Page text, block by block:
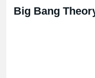
Big Bang